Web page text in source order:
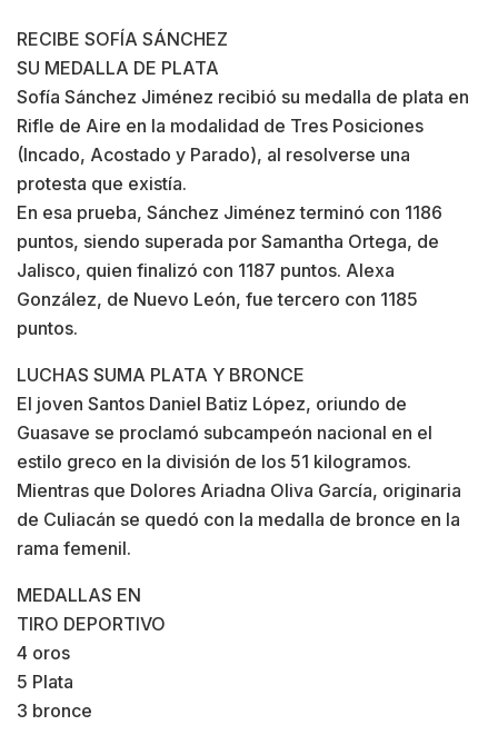
RECIBE SOFÍA SÁNCHEZ
SU MEDALLA DE PLATA
Sofía Sánchez Jiménez recibió su medalla de plata en
Rifle de Aire en la modalidad de Tres Posiciones
(Incado, Acostado y Parado), al resolverse una
protesta que existía.
En esa prueba, Sánchez Jiménez terminó con 1186
puntos, siendo superada por Samantha Ortega, de
Jalisco, quien finalizó con 1187 puntos. Alexa
González, de Nuevo León, fue tercero con 1185
puntos.
LUCHAS SUMA PLATA Y BRONCE
El joven Santos Daniel Batiz López, oriundo de
Guasave se proclamó subcampeón nacional en el
estilo greco en la división de los 51 kilogramos.
Mientras que Dolores Ariadna Oliva García, originaria
de Culiacán se quedó con la medalla de bronce en la
rama femenil.
MEDALLAS EN
TIRO DEPORTIVO
4 oros
5 Plata
3 bronce